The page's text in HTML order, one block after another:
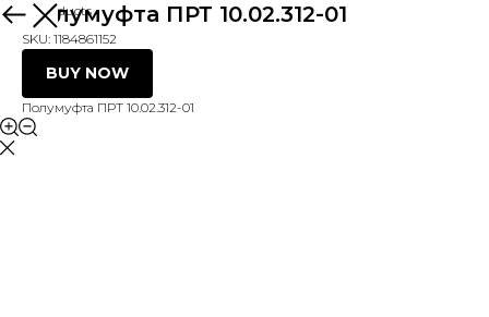
More products
Полумуфта ПРТ 10.02.312-01
SKU: 1184861152
BUY NOW
Полумуфта ПРТ 10.02.312-01